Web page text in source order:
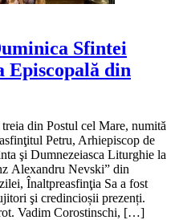
Sfintei
Episcopală din
din Postul cel Mare, numită
Petru, Arhiepiscop de
şi Dumnezeiasca Liturghie la
Alexandru Nevski” din
Înaltpreasfinţia Sa a fost
şi credincioșii prezenți.
Vadim Corostinschi, […]